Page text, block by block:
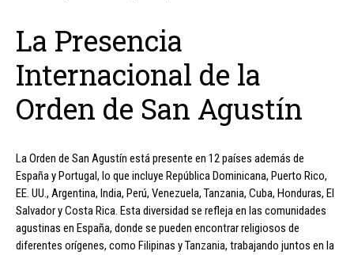
La Presencia
Internacional de la
Orden de San Agustín
La Orden de San Agustín está presente en 12 países además de
España y Portugal, lo que incluye República Dominicana, Puerto Rico,
EE. UU., Argentina, India, Perú, Venezuela, Tanzania, Cuba, Honduras, El
Salvador y Costa Rica. Esta diversidad se refleja en las comunidades
agustinas en España, donde se pueden encontrar religiosos de
diferentes orígenes, como Filipinas y Tanzania, trabajando juntos en la